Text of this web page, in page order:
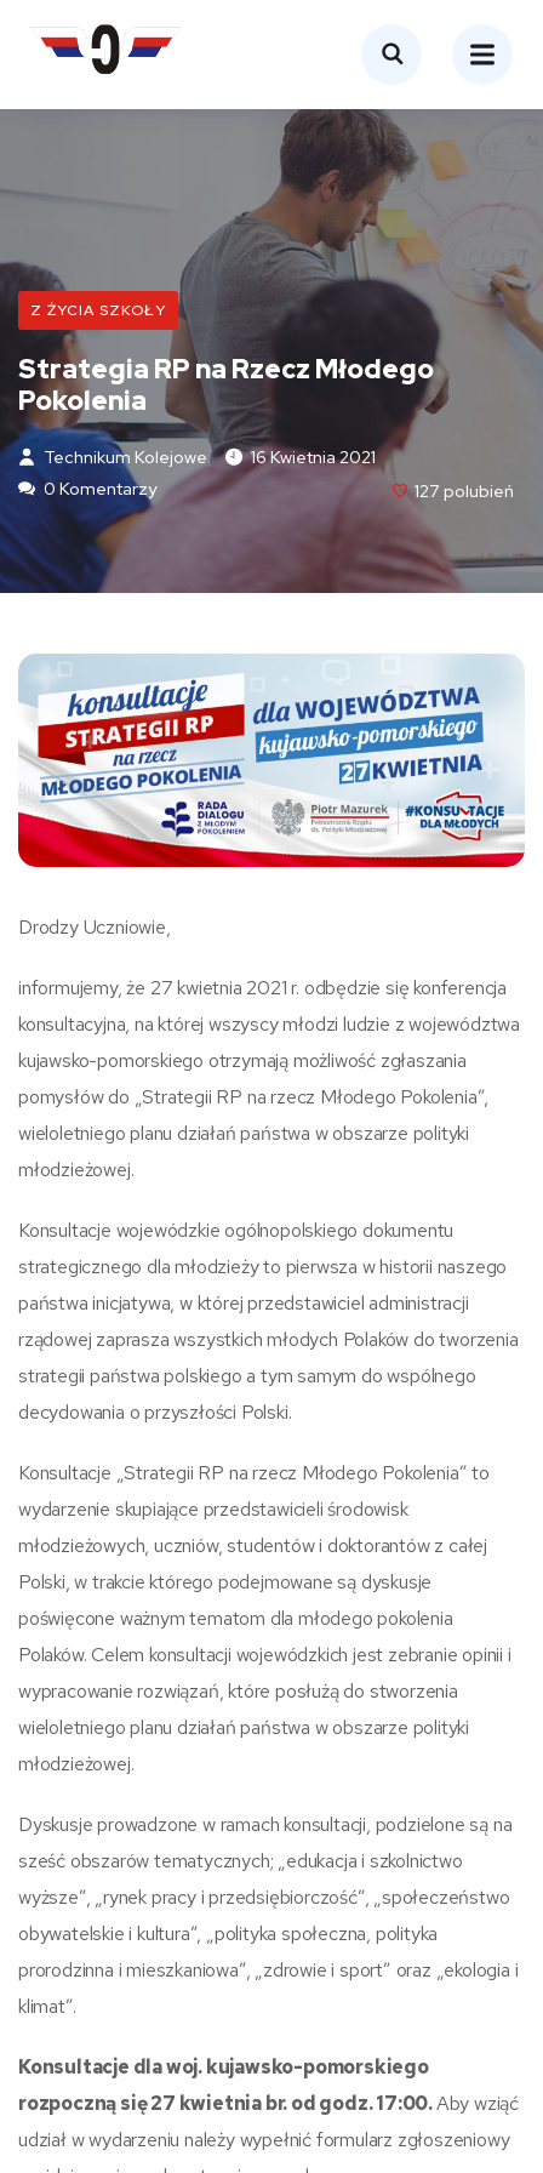
Z ŻYCIA SZKOŁY
Strategia RP na Rzecz Młodego
Pokolenia
Technikum Kolejowe
16 Kwietnia 2021
0 Komentarzy
127 Polubień
Drodzy Uczniowie,
informujemy, że 27 kwietnia 2021 r. odbędzie się konferencja
konsultacyjna, na której wszyscy młodzi ludzie z województwa
kujawsko-pomorskiego otrzymają możliwość zgłaszania
pomysłów do „Strategii RP na rzecz Młodego Pokolenia”,
wieloletniego planu działań państwa w obszarze polityki
młodzieżowej.
Konsultacje wojewódzkie ogólnopolskiego dokumentu
strategicznego dla młodzieży to pierwsza w historii naszego
państwa inicjatywa, w której przedstawiciel administracji
rządowej zaprasza wszystkich młodych Polaków do tworzenia
strategii państwa polskiego a tym samym do wspólnego
decydowania o przyszłości Polski.
Konsultacje „Strategii RP na rzecz Młodego Pokolenia” to
wydarzenie skupiające przedstawicieli środowisk
młodzieżowych, uczniów, studentów i doktorantów z całej
Polski, w trakcie którego podejmowane są dyskusje
poświęcone ważnym tematom dla młodego pokolenia
Polaków. Celem konsultacji wojewódzkich jest zebranie opinii i
wypracowanie rozwiązań, które posłużą do stworzenia
wieloletniego planu działań państwa w obszarze polityki
młodzieżowej.
Dyskusje prowadzone w ramach konsultacji, podzielone są na
sześć obszarów tematycznych; „edukacja i szkolnictwo
wyższe”, „rynek pracy i przedsiębiorczość”, „społeczeństwo
obywatelskie i kultura”, „polityka społeczna, polityka
prorodzinna i mieszkaniowa”, „zdrowie i sport” oraz „ekologia i
klimat”.
Konsultacje dla woj. kujawsko-pomorskiego
rozpoczną się 27 kwietnia br. od godz. 17:00.Aby wziąć
udział w wydarzeniu należy wypełnić formularz zgłoszeniowy